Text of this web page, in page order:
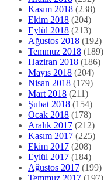
Kasım 2018 (238)
Ekim 2018 (204)
Eylül 2018 (213)
Ağustos 2018 (192)
Temmuz 2018 (189)
Haziran 2018 (186)
Mayıs 2018 (204)
Nisan 2018 (179)
Mart 2018 (211)
Şubat 2018 (154)
Ocak 2018 (178)
Aralık 2017 (212)
Kasım 2017 (225)
Ekim 2017 (208)
Eylül 2017 (184)
Ağustos 2017 (199)
Temmuz 2017 (197)